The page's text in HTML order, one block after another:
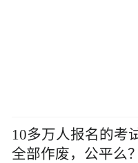
10多万人报名的考
全部作废，公平么？